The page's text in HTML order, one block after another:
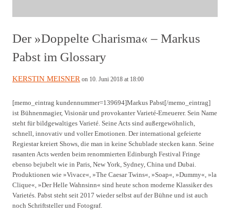
Der »Doppelte Charisma« – Markus
Pabst im Glossary
KERSTIN MEISNER on 10. Juni 2018 at 18:00
[memo_eintrag kundennummer=139694]Markus Pabst[/memo_eintrag]
ist Bühnenmagier, Visionär und provokanter Varieté-Erneuerer. Sein Name
steht für bildgewaltiges Varieté. Seine Acts sind außergewöhnlich,
schnell, innovativ und voller Emotionen. Der international gefeierte
Regiestar kreiert Shows, die man in keine Schublade stecken kann. Seine
rasanten Acts werden beim renommierten Edinburgh Festival Fringe
ebenso bejubelt wie in Paris, New York, Sydney, China und Dubai.
Produktionen wie »Vivace«, »The Caesar Twins«, »Soap«, »Dummy«, »la
Clique«, »Der Helle Wahnsinn« sind heute schon moderne Klassiker des
Varietés. Pabst steht seit 2017 wieder selbst auf der Bühne und ist auch
noch Schriftsteller und Fotograf.